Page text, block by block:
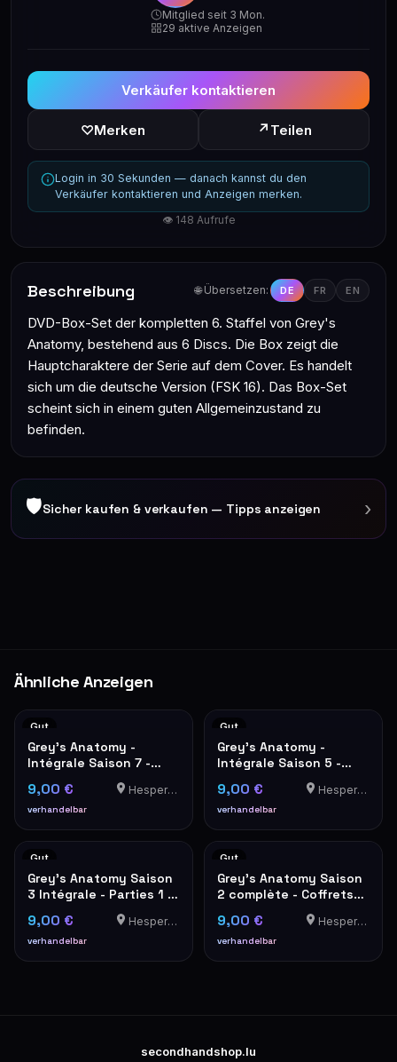
Mitglied seit 3 Mon.
29 aktive Anzeigen
Verkäufer kontaktieren
♡Merken ↗ Teilen
Login in 30 Sekunden — danach kannst du den
Verkäufer kontaktieren und Anzeigen merken.
👁 148 Aufrufe
Beschreibung 🌐 Übersetzen: DE FR EN
DVD-Box-Set der kompletten 6. Staffel von Grey's
Anatomy, bestehend aus 6 Discs. Die Box zeigt die
Hauptcharaktere der Serie auf dem Cover. Es handelt
sich um die deutsche Version (FSK 16). Das Box-Set
scheint sich in einem guten Allgemeinzustand zu
befinden.
🛡Sicher kaufen & verkaufen — Tipps anzeigen ›
Ähnliche Anzeigen
Gut
Grey's Anatomy -
Intégrale Saison 7 -
9,00 €
verhandelbar
Hesperange
Gut
Grey's Anatomy -
Intégrale Saison 5 -
Coffret DVD 7 disques
9,00 €
verhandelbar
Hesperange
Gut
Grey's Anatomy Saison
3 Intégrale - Parties 1 &
9,00 €
verhandelbar
Hesperange
Gut
Grey's Anatomy Saison
2 complète - Coffrets
DVD Parties 1 & 2
9,00 €
verhandelbar
Hesperange
secondhandshop.lu